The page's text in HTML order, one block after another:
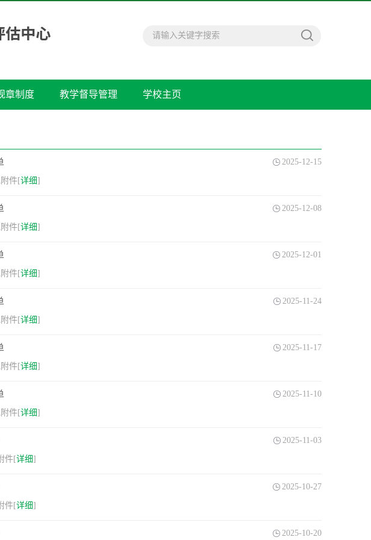
章制度 教学督导管理 学校主页
2025-12-15
件[详细]
2025-12-08
件[详细]
2025-12-01
件[详细]
2025-11-24
件[详细]
2025-11-17
件[详细]
2025-11-10
件[详细]
2025-11-03
件[详细]
2025-10-27
件[详细]
2025-10-20